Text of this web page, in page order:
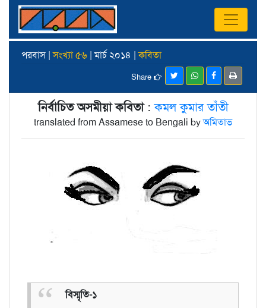
পরবাস |সংখ্যা ৫৬ | মার্চ ২০১৪ |কবিতা
Share
নির্বাচিত অসমীয়া কবিতা:কমল কুমার তাঁতী
translated from Assamese to Bengali byঅমিতাভ
বিস্মৃতি-১